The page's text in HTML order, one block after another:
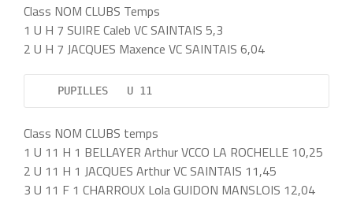
Class NOM CLUBS Temps
1 U H 7 SUIRE Caleb VC SAINTAIS 5,3
2 U H 7 JACQUES Maxence VC SAINTAIS 6,04
    PUPILLES   U 11
Class NOM CLUBS temps
1 U 11 H 1 BELLAYER Arthur VCCO LA ROCHELLE 10,25
2 U 11 H 1 JACQUES Arthur VC SAINTAIS 11,45
3 U 11 F 1 CHARROUX Lola GUIDON MANSLOIS 12,04